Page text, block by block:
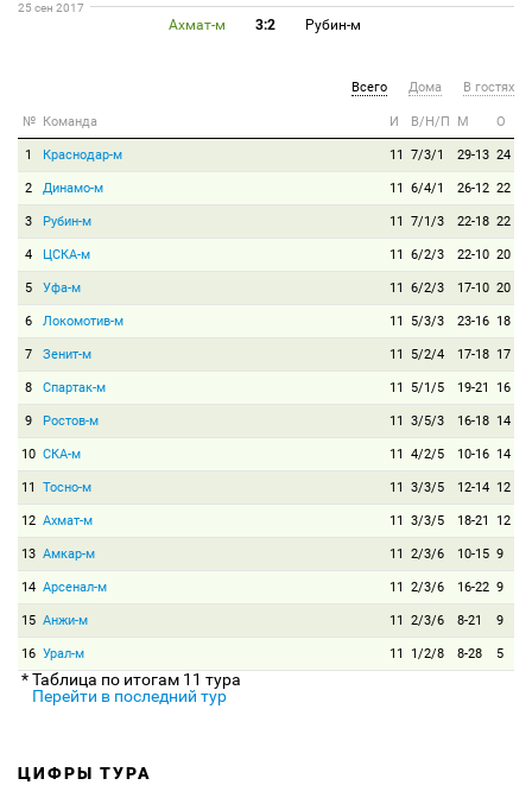
25 сен 2017
Ахмат-м 3:2 Рубин-м
Всего Дома В гостях
№ Команда И В/Н/П М О
1 Краснодар-м 11 7/3/1 29-13 24
2 Динамо-м 11 6/4/1 26-12 22
3 Рубин-м 11 7/1/3 22-18 22
4 ЦСКА-м 11 6/2/3 22-10 20
5 Уфа-м 11 6/2/3 17-10 20
6 Локомотив-м 11 5/3/3 23-16 18
7 Зенит-м 11 5/2/4 17-18 17
8 Спартак-м 11 5/1/5 19-21 16
9 Ростов-м 11 3/5/3 16-18 14
10 СКА-м 11 4/2/5 10-16 14
11 Тосно-м 11 3/3/5 12-14 12
12 Ахмат-м 11 3/3/5 18-21 12
13 Амкар-м 11 2/3/6 10-15 9
14 Арсенал-м 11 2/3/6 16-22 9
15 Анжи-м 11 2/3/6 8-21 9
16 Урал-м 11 1/2/8 8-28 5
* Таблица по итогам 11 тура
Перейти в последний тур
ЦИФРЫ ТУРА